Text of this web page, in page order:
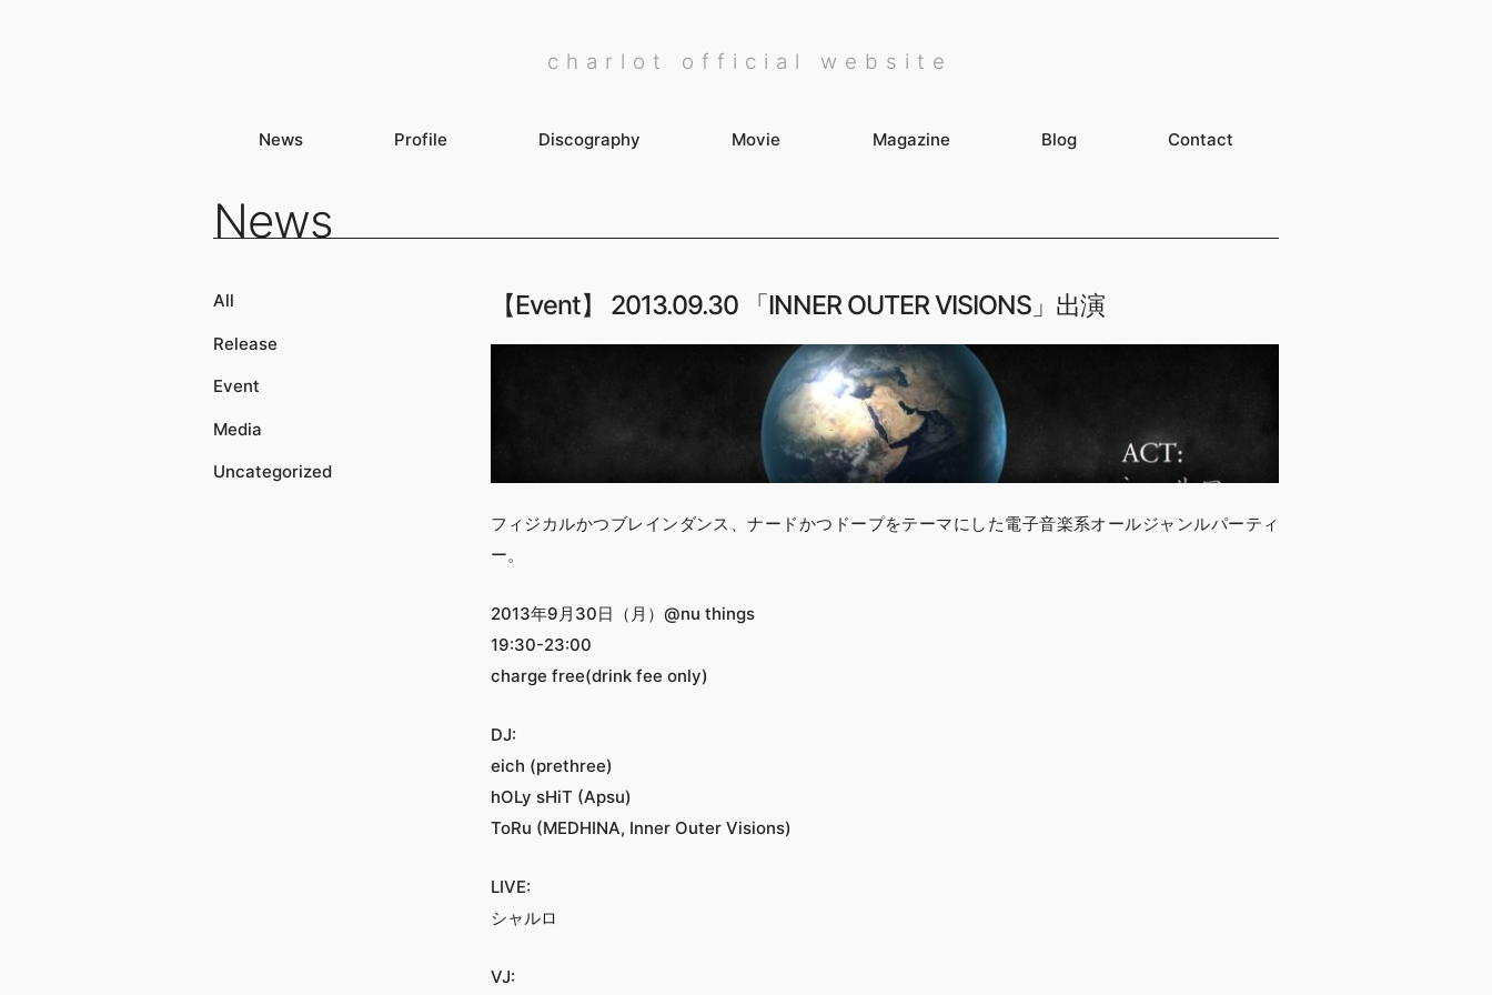
charlot official website
News Profile Discography Movie Magazine Blog Contact
News
All
Release
Event
Media
Uncategorized
【Event】 2013.09.30 「INNER OUTER VISIONS」出演
フィジカルかつブレインダンス、ナードかつドープをテーマにした電子音楽系オールジャンルパーティ
ー。
2013年9月30日（月）@nu things
19:30-23:00
charge free(drink fee only)
DJ:
eich (prethree)
hOLy sHiT (Apsu)
ToRu (MEDHINA, Inner Outer Visions)
LIVE:
シャルロ
VJ: